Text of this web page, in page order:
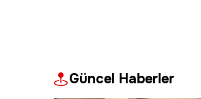
Güncel Haberler